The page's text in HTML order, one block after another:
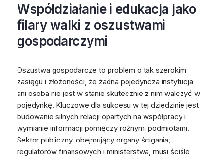
Współdziałanie i edukacja jako
filary walki z oszustwami
gospodarczymi
Oszustwa gospodarcze to problem o tak szerokim
zasięgu i złożoności, że żadna pojedyncza instytucja
ani osoba nie jest w stanie skutecznie z nim walczyć w
pojedynkę. Kluczowe dla sukcesu w tej dziedzinie jest
budowanie silnych relacji opartych na współpracy i
wymianie informacji pomiędzy różnymi podmiotami.
Sektor publiczny, obejmujący organy ścigania,
regulatorów finansowych i ministerstwa, musi ściśle